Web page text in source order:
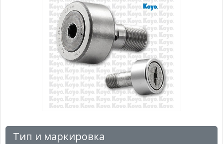
Тип и маркировка